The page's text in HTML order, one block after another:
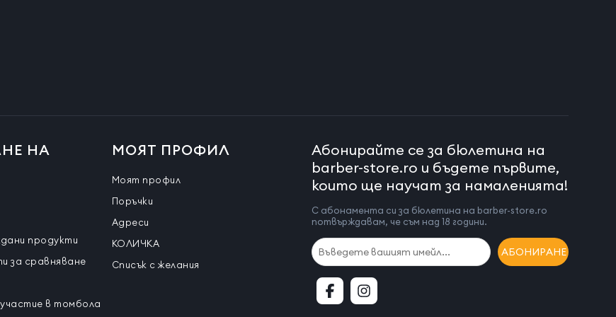
НА
продукти
за сравняване
в томбола
МОЯТ ПРОФИЛ
Моят профил
Поръчки
Адреси
КОЛИЧКА
Списък с желания
Абонирайте се за бюлетина на
barber-store.ro и бъдете първите,
които ще научат за намаленията!
С абонамента си за бюлетина на barber-store.ro
потвърждавам, че съм над 18 години.
АБОНИРАНЕ